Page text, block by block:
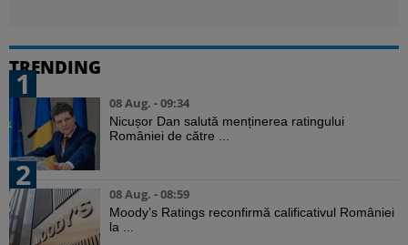
TRENDING
1
08 Aug. - 09:34
Nicușor Dan salută menținerea ratingului
României de către ...
2
08 Aug. - 08:59
Moody’s Ratings reconfirmă calificativul României
la ...